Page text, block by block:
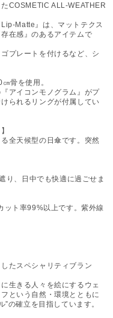
COSMETIC ALL-WEATHER
Matte』は、マットテクス
在感』のあるアイテムで
プレートを付けるなど、シ
骨を使用。
アイコンモノグラム』がプ
られるリングが付属してい
全天候型の日傘です。突然
り、日中でも快適に過ごせま
ット率99%以上です。紫外線
たスペシャリティブラン
生きる人々を絵にするウェ
という自然・環境とともに
の確立を目指しています。